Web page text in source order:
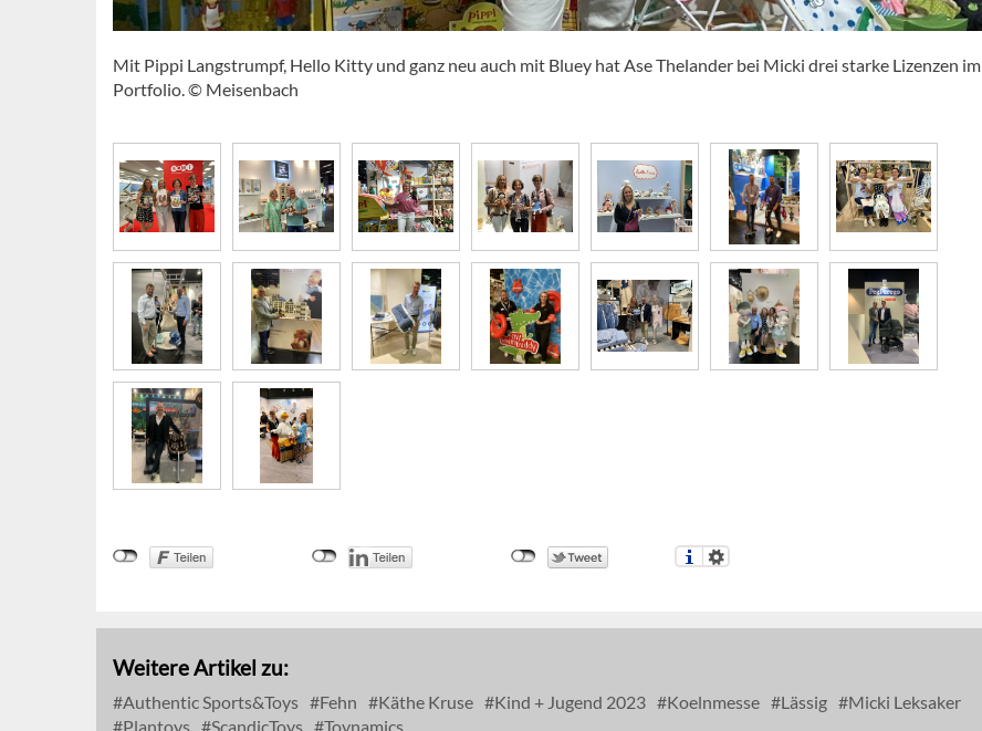
Mit Pippi Langstrumpf, Hello Kitty und ganz neu auch mit Bluey hat Ase Thelander bei Micki drei starke Lizenzen im
Portfolio. © Meisenbach
Weitere Artikel zu:
Authentic Sports&Toys Fehn Käthe Kruse Kind + Jugend 2023 Koelnmesse Lässig
Micki Leksaker
Plantoys
ScandicToys Toynamics